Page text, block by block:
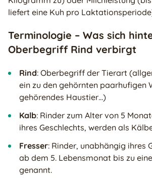
liefert eine Kuh pro
Terminologie – Was sich
Oberbegriff Rind verbirgt
Rind: Oberbegriff der Tierart
ein zu den gehörnten paarhufigen
gehörendes Haustier…)
Kalb: Rinder zum Alter von 5
ihres Geschlechts, werden als
Fresser: Rinder, unabhängig ihres
ab dem 5. Lebensmonat bis zu
genannt.